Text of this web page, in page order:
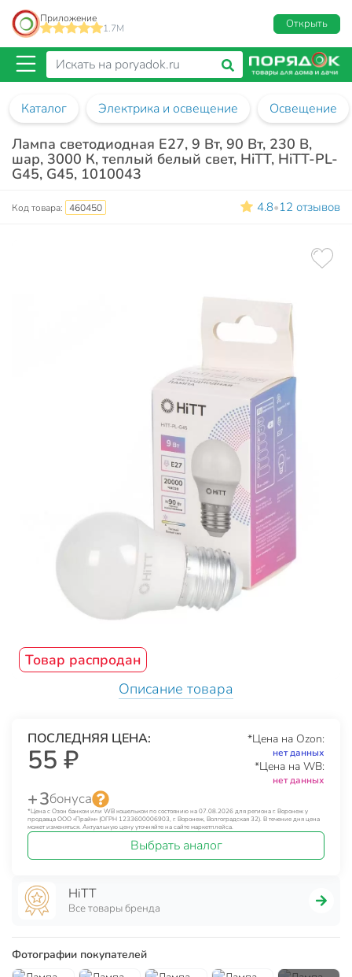
Приложение
1.7M
Открыть
Каталог Электрика и освещение Освещение
Лампа светодиодная E27, 9 Вт, 90 Вт, 230 В,
шар, 3000 К, теплый белый свет, HiTT, HiTT-PL-
G45, G45, 1010043
Код товара: 460450 4.8•12 отзывов
Товар распродан
Описание товара
ПОСЛЕДНЯЯ ЦЕНА:
55 ₽
*Цена на Ozon:
нет данных
*Цена на WB:
нет данных
+ 3бонуса
*Цена с Озон банком или WB кошельком по состоянию на 07.08.2026 для региона г. Воронеж у
продавца ООО «Прайм» (ОГРН 1233600006903, г. Воронеж, Волгоградская 32). В течение дня цена
может изменяться. Актуальную цену уточняйте на сайте маркетплейса.
Выбрать аналог
HiTT
Все товары бренда
Фотографии покупателей